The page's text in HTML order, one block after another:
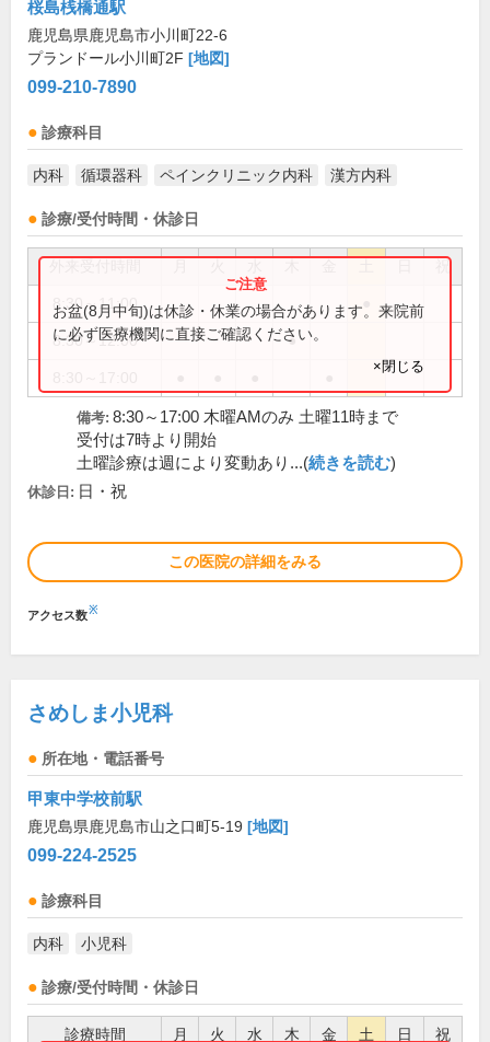
桜島桟橋通駅
鹿児島県鹿児島市小川町22-6
プランドール小川町2F [地図]
099-210-7890
診療科目
内科 循環器科 ペインクリニック内科 漢方内科
診療/受付時間・休診日
祝
8:30～11:00
8:30～12:00 ●
お盆(8月中旬)は休診・休業の場合があります。来院前
に必ず医療機関に直接ご確認ください。
×閉じる
備考: 8:30～17:00 木曜AMのみ 土曜11時まで
受付は7時より開始
土曜診療は週により変動あり...(続きを読む)
休診日: 日・祝
この医院の詳細をみる
アクセス数※
さめしま小児科
所在地・電話番号
甲東中学校前駅
鹿児島県鹿児島市山之口町5-19 [地図]
099-224-2525
診療科目
内科 小児科
診療/受付時間・休診日
診療時間 月 火 水 木 金 土 日 祝